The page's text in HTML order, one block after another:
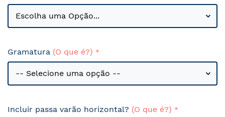
Gramatura (O que é?)
Incluir passa varão horizontal? (O que é?)